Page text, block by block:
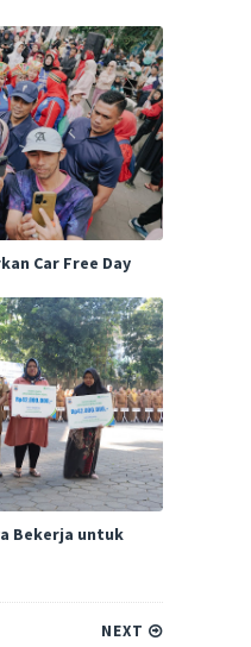
Car Free Day
Bekerja untuk
NEXT